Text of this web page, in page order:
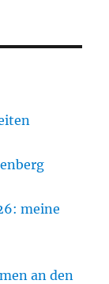
meine
an den